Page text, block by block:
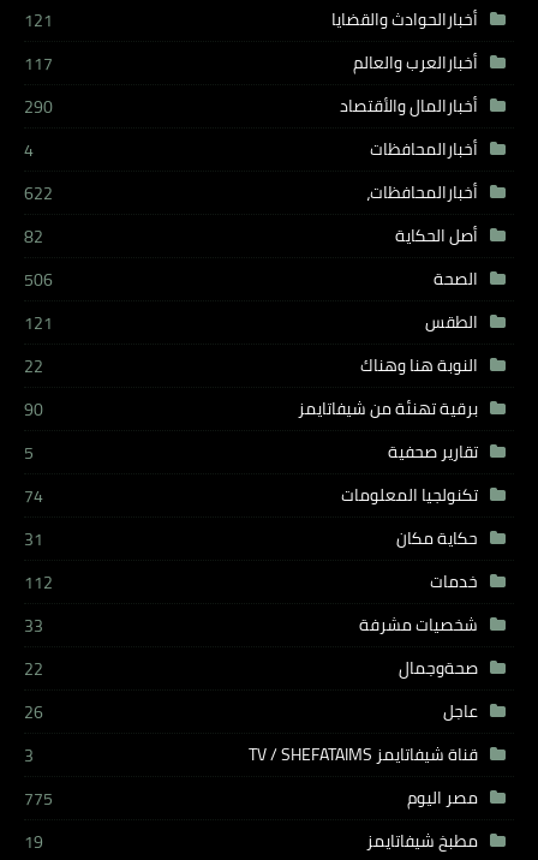
أخبارالحوادث والقضايا
121
أخبارالعرب والعالم
117
أخبارالمال والأقتصاد
290
أخبارالمحافظات
4
أخبارالمحافظات،
622
أصل الحكاية
82
الصحة
506
الطقس
121
النوبة هنا وهناك
22
برقية تهنئة من شيفاتايمز
90
تقارير صحفية
5
تكنولجيا المعلومات
74
حكاية مكان
31
خدمات
112
شخصيات مشرفة
33
صحةوجمال
22
عاجل
26
قناة شيفاتايمز TV / SHEFATAIMS
3
مصر اليوم
775
مطبخ شيفاتايمز
19